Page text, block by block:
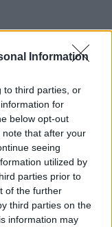
Information
to third parties, or
for
below opt-out
that after your
seeing
utilized by
parties prior to
of the further
third parties on the
information may